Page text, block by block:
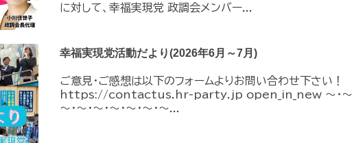
に対して、幸福実現党 政調会メンバー...
幸福実現党活動だより(2026年6月～7月)
ご意見・ご感想は以下のフォームよりお問い合わせ下さい！
https://contactus.hr-party.jp open_in_new ～・～・～・
～・～・～・～・～・～・～...